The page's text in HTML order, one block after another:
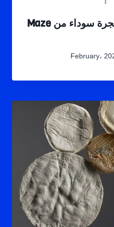
الطبيعة | شماعات شجرة سوداء من Maze